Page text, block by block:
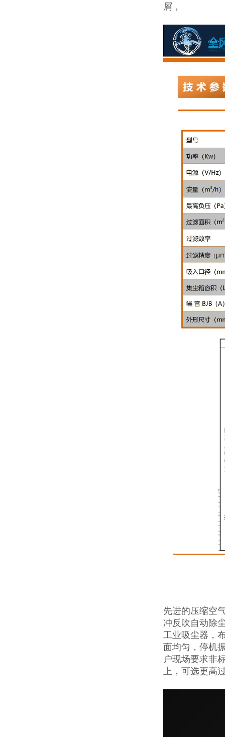
屑，
先进的压缩空
冲反吹自动除
工业吸尘器，
面均匀，停机
户现场要求非
上，可选更高